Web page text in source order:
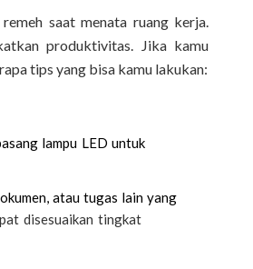
saat menata ruang kerja.
produktivitas. Jika kamu
tips yang bisa kamu lakukan:
pasang lampu LED untuk
dokumen, atau tugas lain yang
dapat disesuaikan tingkat